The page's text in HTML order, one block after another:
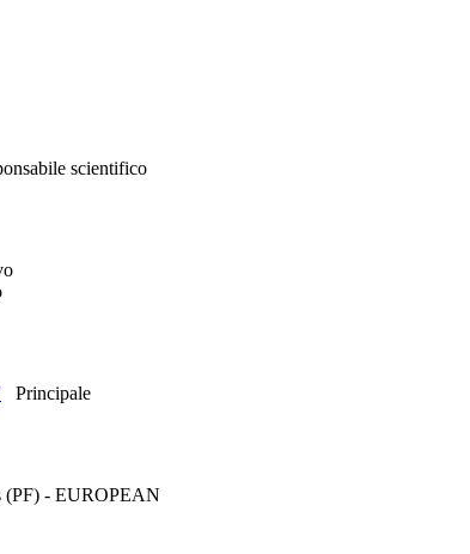
scientifico
Principale
(PF) - EUROPEAN